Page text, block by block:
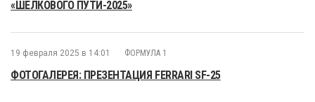
«ШЕЛКОВОГО ПУТИ-2025»
19 февраля 2025 в 14:01 ФОРМУЛА 1
ФОТОГАЛЕРЕЯ: ПРЕЗЕНТАЦИЯ FERRARI SF-25